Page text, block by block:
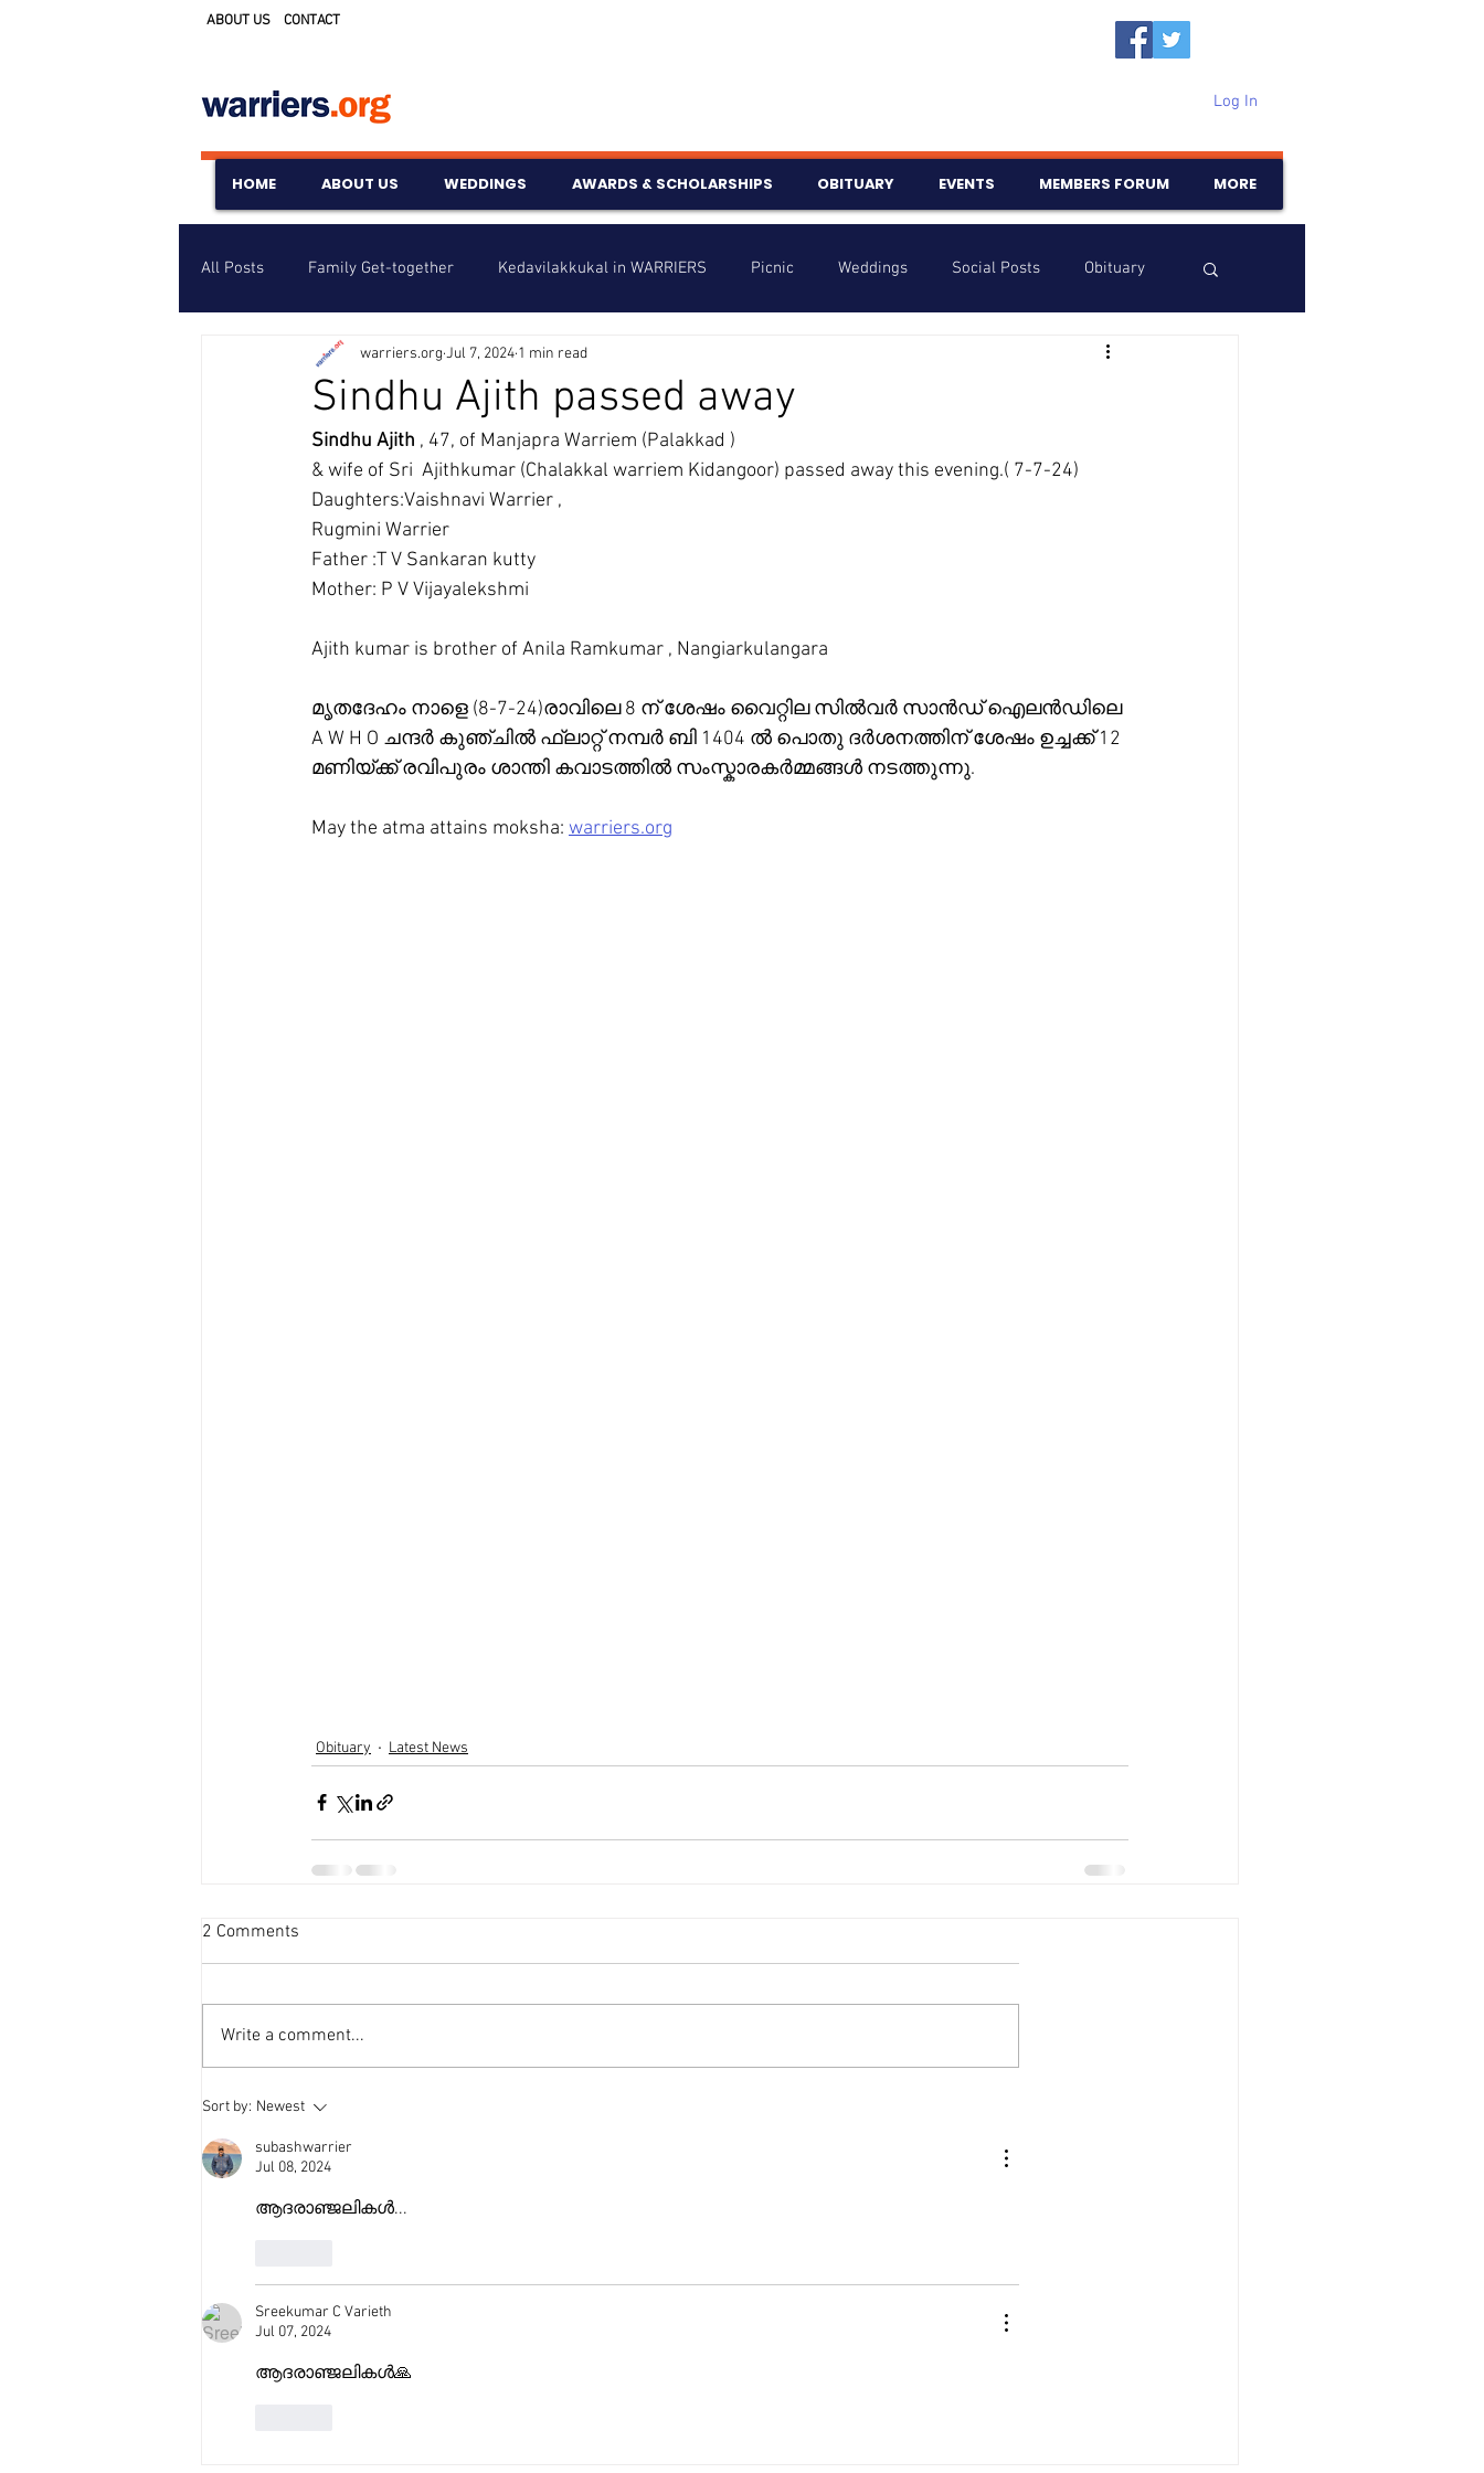
ABOUT US CONTACT
Log In
HOME ABOUT US WEDDINGS AWARDS & SCHOLARSHIPS OBITUARY EVENTS MEMBERS FORUM MORE
All Posts Family Get-together Kedavilakkukal in WARRIERS Picnic Weddings Social Posts Obituary
Awards & Scholarships Events Info Birthdays
Untitled Category Wedding Anniversary
Sindhu Ajith passed away
warriers.org Jul 7, 2024 1 min read
Sindhu Ajith , 47, of Manjapra Warriem (Palakkad )
& wife of Sri  Ajithkumar (Chalakkal warriem Kidangoor) passed away this evening.( 7-7-24)
Daughters:Vaishnavi Warrier ,
Rugmini Warrier
Father :T V Sankaran kutty
Mother: P V Vijayalekshmi
Ajith kumar is brother of Anila Ramkumar , Nangiarkulangara
മൃതദേഹം നാളെ (8-7-24)രാവിലെ 8 ന് ശേഷം വൈറ്റില സിൽവർ സാൻഡ് ഐലൻഡിലെ
A W H O ചന്ദർ കുഞ്ചിൽ ഫ്ലാറ്റ് നമ്പർ ബി 1404 ൽ പൊതു ദർശനത്തിന് ശേഷം ഉച്ചക്ക് 12
മണിയ്ക്ക് രവിപുരം ശാന്തി കവാടത്തിൽ സംസ്കാരകർമ്മങ്ങൾ നടത്തുന്നു.
May the atma attains moksha: warriers.org
Obituary Latest News
2 Comments
Write a comment...
Sort by: Newest
subashwarrier
Jul 08, 2024
ആദരാഞ്ജലികൾ...
Sreekumar C Varieth
Jul 07, 2024
ആദരാഞ്ജലികൾ🙏